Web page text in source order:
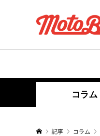
コラム
記事 コラム